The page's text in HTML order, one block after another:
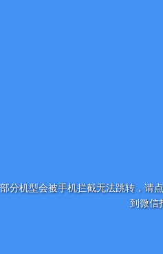
部分机型会被手机拦截无法跳转，请
到微信